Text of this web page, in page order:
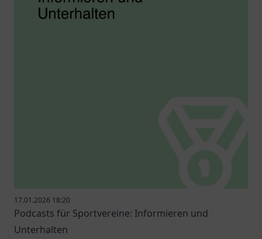
17.01.2026 18:20
Podcasts für Sportvereine: Informieren und
Unterhalten